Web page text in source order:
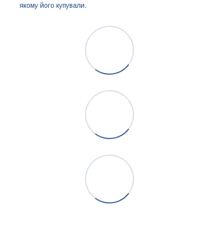
якому його купували.